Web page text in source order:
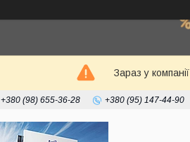
Зараз у
+380 (98) 655-36-28 +380 (95) 147-44-90